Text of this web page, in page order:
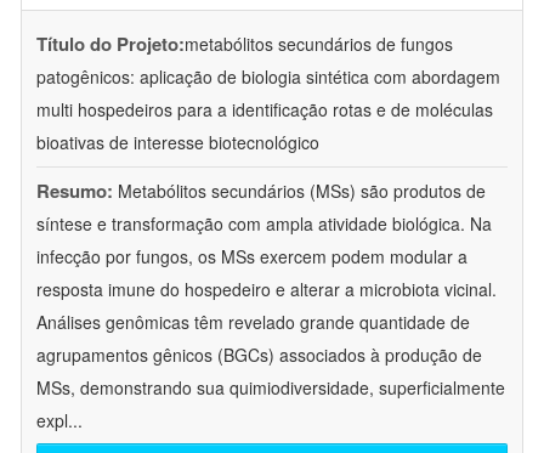
Título do Projeto:metabólitos secundários de fungos
patogênicos: aplicação de biologia sintética com abordagem
multi hospedeiros para a identificação rotas e de moléculas
bioativas de interesse biotecnológico
Resumo: Metabólitos secundários (MSs) são produtos de
síntese e transformação com ampla atividade biológica. Na
infecção por fungos, os MSs exercem podem modular a
resposta imune do hospedeiro e alterar a microbiota vicinal.
Análises genômicas têm revelado grande quantidade de
agrupamentos gênicos (BGCs) associados à produção de
MSs, demonstrando sua quimiodiversidade, superficialmente
expl...